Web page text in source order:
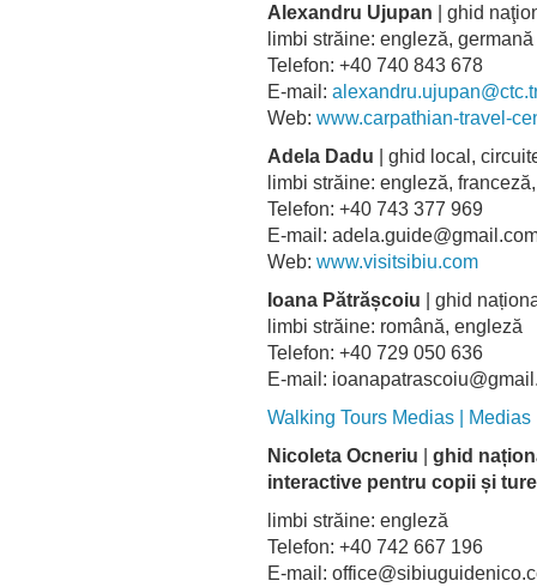
Alexandru Ujupan | ghid
limbi străine: engleză,
Telefon: +40 740 843 678
E-mail:
Web: www.carpathian-travel-
Adela Dadu | ghid local,
limbi străine: engleză,
Telefon: +40 743 377 969
E-mail:
Web: www.visitsibiu.com
Ioana Pătrășcoiu | ghid
limbi străine: română, engleză
Telefon: +40 729 050 636
E-mail:
Walking Tours Medias |
Nicoleta Ocneriu | ghid
interactive pentru copii și
limbi străine: engleză
Telefon: +40 742 667 196
E-mail: